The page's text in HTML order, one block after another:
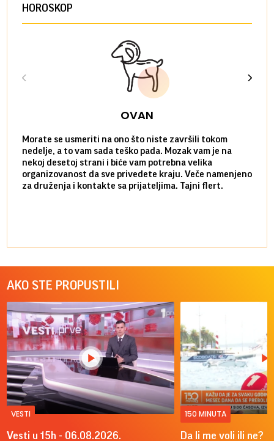
HOROSKOP
OVAN
Morate se usmeriti na ono što niste završili tokom
nedelje, a to vam sada teško pada. Mozak vam je na
nekoj desetoj strani i biće vam potrebna velika
organizovanost da sve privedete kraju. Veče namenjeno
za druženja i kontakte sa prijateljima. Tajni flert.
AKO STE PROPUSTILI
VESTI
Vesti u 15h - 06.08.2026.
150 MINUTA
Da li me voli ili ne?